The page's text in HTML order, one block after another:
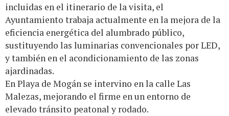
incluidas en el itinerario de la visita, el
Ayuntamiento trabaja actualmente en la mejora de la
eficiencia energética del alumbrado público,
sustituyendo las luminarias convencionales por LED,
y también en el acondicionamiento de las zonas
ajardinadas.
En Playa de Mogán se intervino en la calle Las
Malezas, mejorando el firme en un entorno de
elevado tránsito peatonal y rodado.